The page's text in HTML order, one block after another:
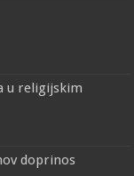
u religijskim
doprinos